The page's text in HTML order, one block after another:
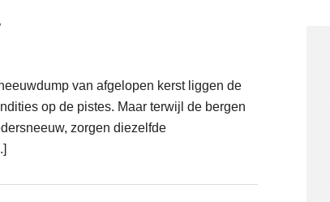
van afgelopen kerst liggen de
op de pistes. Maar terwijl de bergen
zorgen diezelfde